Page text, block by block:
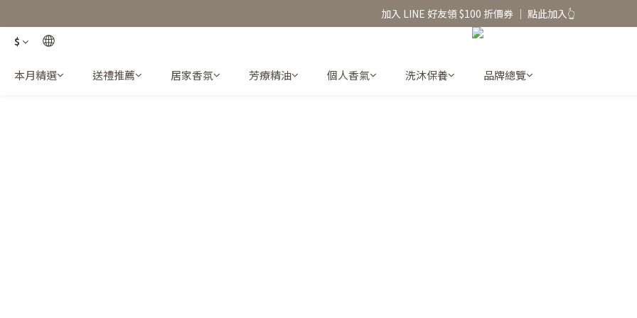
香氛水氧機、擴香香水原精  l 兩件85、三件79折
香氛水氧機、擴香香水原精  l 兩件85、三件79折
$
本月精選 送禮推薦 居家香氛 芳療精油 個人香氣 洗沐保養 品牌總覽